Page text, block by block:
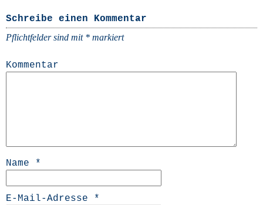
Schreibe einen Kommentar
Pflichtfelder sind mit * markiert
Kommentar
Name *
E-Mail-Adresse *